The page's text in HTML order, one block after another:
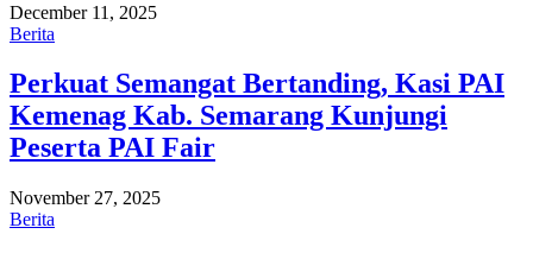
December 11, 2025
Berita
Perkuat Semangat Bertanding, Kasi PAI
Kemenag Kab. Semarang Kunjungi
Peserta PAI Fair
November 27, 2025
Berita